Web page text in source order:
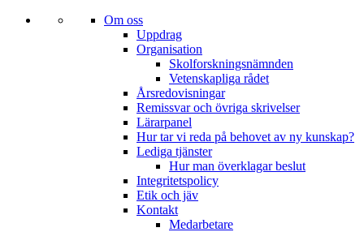
Om oss
Uppdrag
Organisation
Skolforskningsnämnden
Vetenskapliga rådet
Årsredovisningar
Remissvar och övriga skrivelser
Lärarpanel
Hur tar vi reda på behovet av ny kunskap?
Lediga tjänster
Hur man överklagar beslut
Integritetspolicy
Etik och jäv
Kontakt
Medarbetare